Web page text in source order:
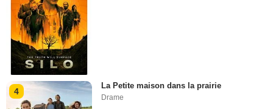
4
La Petite maison dans la prairie
Drame